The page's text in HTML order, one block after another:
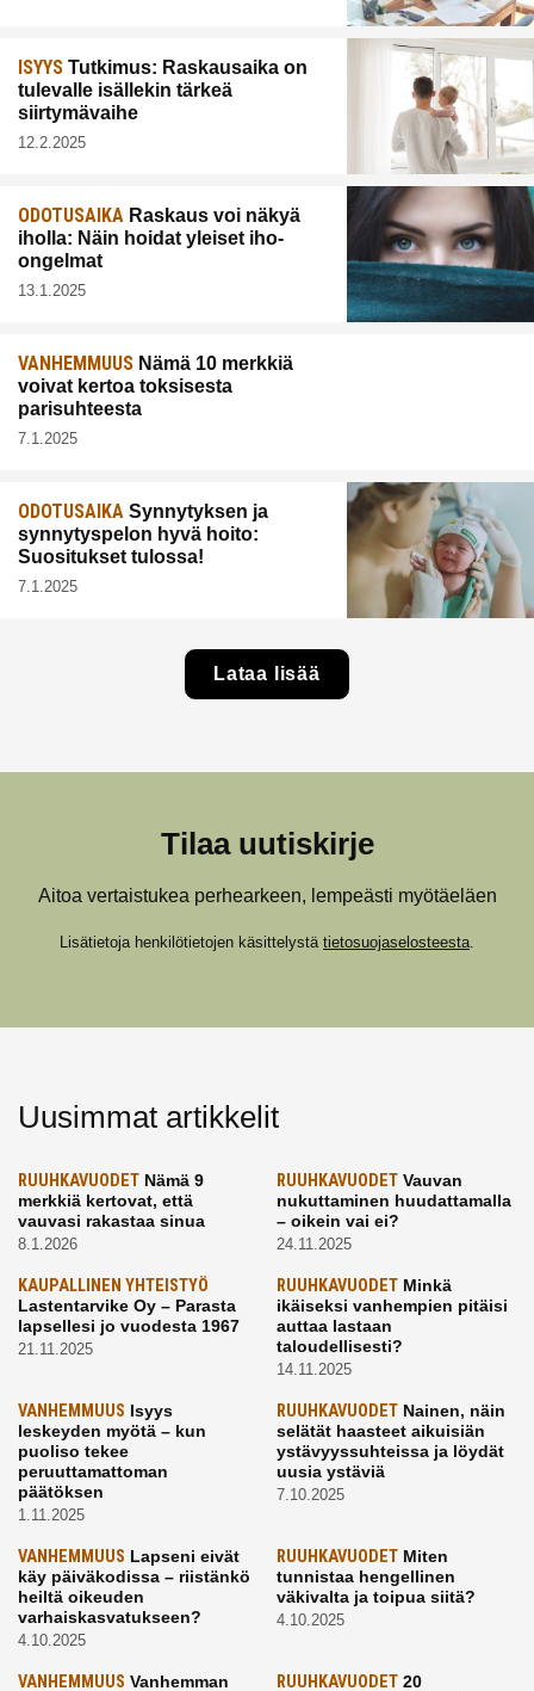
ISYYS Tutkimus: Raskausaika on
tulevalle isällekin tärkeä
siirtymävaihe
12.2.2025
ODOTUSAIKA Raskaus voi näkyä
iholla: Näin hoidat yleiset iho-
ongelmat
13.1.2025
VANHEMMUUS Nämä 10 merkkiä
voivat kertoa toksisesta
parisuhteesta
7.1.2025
ODOTUSAIKA Synnytyksen ja
synnytyspelon hyvä hoito:
Suositukset tulossa!
7.1.2025
Lataa lisää
Tilaa uutiskirje
Aitoa vertaistukea perhearkeen, lempeästi myötäeläen
Lisätietoja henkilötietojen käsittelystä tietosuojaselosteesta
Uusimmat artikkelit
RUUHKAVUODET Nämä 9
merkkiä kertovat, että
vauvasi rakastaa sinua
8.1.2026
RUUHKAVUODETVauvan
nukuttaminen huudattamalla
– oikein vai ei?
24.11.2025
KAUPALLINEN YHTEISTYÖ
Lastentarvike Oy – Parasta
lapsellesi jo vuodesta 1967
21.11.2025
RUUHKAVUODETMinkä
ikäiseksi vanhempien pitäisi
auttaa lastaan
taloudellisesti?
14.11.2025
VANHEMMUUS Isyys
leskeyden myötä – kun
puoliso tekee
peruuttamattoman
päätöksen
1.11.2025
RUUHKAVUODETNainen, näin
selätät haasteet aikuisiän
ystävyyssuhteissa ja löydät
uusia ystäviä
7.10.2025
VANHEMMUUS Lapseni eivät
käy päiväkodissa – riistänkö
heiltä oikeuden
varhaiskasvatukseen?
4.10.2025
RUUHKAVUODETMiten
tunnistaa hengellinen
väkivalta ja toipua siitä?
4.10.2025
VANHEMMUUS Vanhemman
RUUHKAVUODET20